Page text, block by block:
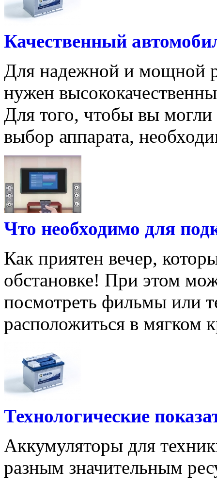
Качественный
Для надежной и мощной
нужен
Для того, чтобы вы могли
выбор аппарата,
Что необходимо для
Как приятен вечер,
обстановке! При этом
посмотреть фильмы или
расположиться в мягком
Технологические
Аккумуляторы для
разным значительным